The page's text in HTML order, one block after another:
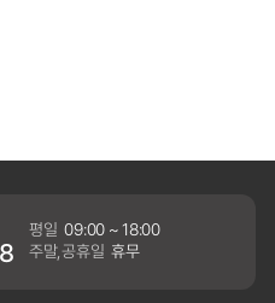
평일 09:00 ~ 18:00
주말,공휴일 휴무